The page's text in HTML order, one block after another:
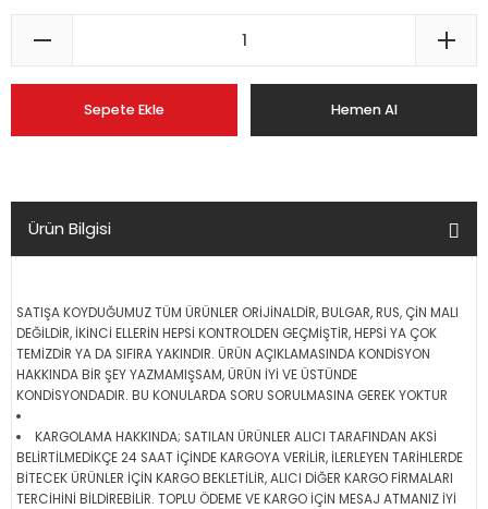
Sepete Ekle Hemen Al
Ürün Bilgisi
SATIŞA KOYDUĞUMUZ TÜM ÜRÜNLER ORİJİNALDİR, BULGAR, RUS, ÇİN MALI
DEĞİLDİR, İKİNCİ ELLERİN HEPSİ KONTROLDEN GEÇMİŞTİR, HEPSİ YA ÇOK
TEMİZDİR YA DA SIFIRA YAKINDIR. ÜRÜN AÇIKLAMASINDA KONDİSYON
HAKKINDA BİR ŞEY YAZMAMIŞSAM, ÜRÜN İYİ VE ÜSTÜNDE
KONDİSYONDADIR. BU KONULARDA SORU SORULMASINA GEREK YOKTUR
KARGOLAMA HAKKINDA; SATILAN ÜRÜNLER ALICI TARAFINDAN AKSİ
BELİRTİLMEDİKÇE 24 SAAT İÇİNDE KARGOYA VERİLİR, İLERLEYEN TARİHLERDE
BİTECEK ÜRÜNLER İÇİN KARGO BEKLETİLİR, ALICI DİĞER KARGO FİRMALARI
TERCİHİNİ BİLDİREBİLİR. TOPLU ÖDEME VE KARGO İÇİN MESAJ ATMANIZ İYİ